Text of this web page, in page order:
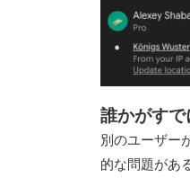
誰かがす
別のユーザー
的な問題があ